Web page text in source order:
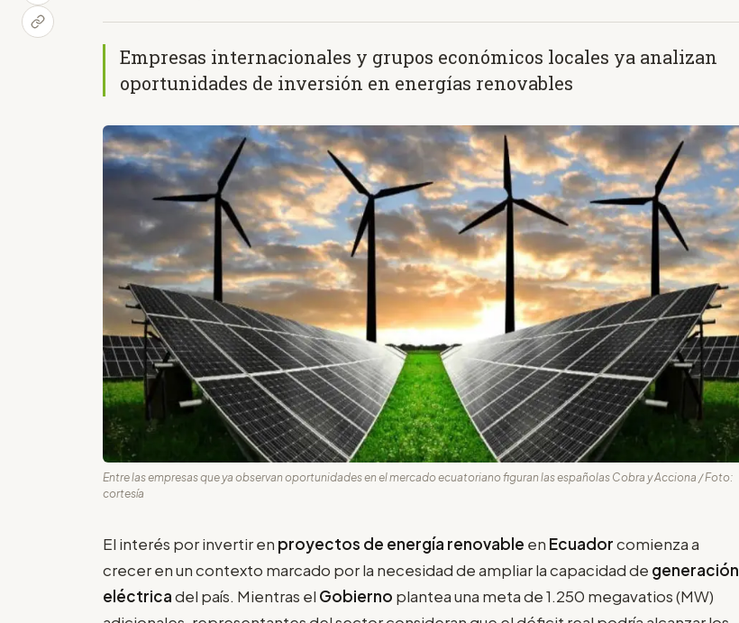
Empresas internacionales y grupos económicos locales ya analizan
oportunidades de inversión en energías renovables
Entre las empresas que ya observan oportunidades en el mercado ecuatoriano figuran las españolas Cobra y Acciona / Foto:
cortesía
El interés por invertir en proyectos de energía renovable en Ecuadorcomienza a
crecer en un contexto marcado por la necesidad de ampliar la capacidad de generación
eléctricadel país. Mientras el Gobierno plantea una meta de 1.250 megavatios (MW)